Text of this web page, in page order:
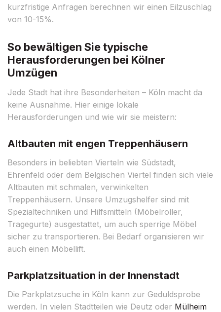
kurzfristige Anfragen berechnen wir einen Eilzuschlag
von 10-15%.
So bewältigen Sie typische
Herausforderungen bei Kölner
Umzügen
Jede Stadt hat ihre Besonderheiten – Köln macht da
keine Ausnahme. Hier einige lokale
Herausforderungen und wie wir sie meistern:
Altbauten mit engen Treppenhäusern
Besonders in beliebten Vierteln wie Südstadt,
Ehrenfeld oder dem Belgischen Viertel finden sich viele
Altbauten mit schmalen, verwinkelten
Treppenhäusern. Unsere Umzugshelfer sind mit
Spezialtechniken und Hilfsmitteln (Möbelroller,
Tragegurte) ausgestattet, um auch sperrige Möbel
sicher zu transportieren. Bei Bedarf organisieren wir
auch einen Möbellift.
Parkplatzsituation in der Innenstadt
Die Parkplatzsuche in Köln kann zur Geduldsprobe
werden. In vielen Stadtteilen wie Deutz oder Mülheim